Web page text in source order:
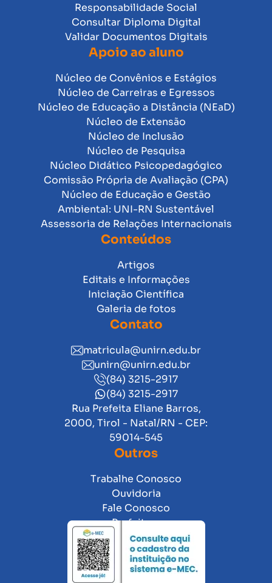
Responsabilidade Social
Consultar Diploma Digital
Validar Documentos Digitais
Apoio ao aluno
Núcleo de Convênios e Estágios
Núcleo de Carreiras e Egressos
Núcleo de Educação a Distância (NEaD)
Núcleo de Extensão
Núcleo de Inclusão
Núcleo de Pesquisa
Núcleo Didático Psicopedagógico
Comissão Própria de Avaliação (CPA)
Núcleo de Educação e Gestão
Ambiental: UNI-RN Sustentável
Assessoria de Relações Internacionais
Conteúdos
Artigos
Editais e Informações
Iniciação Científica
Galeria de fotos
Contato
matricula@unirn.edu.br
unirn@unirn.edu.br
(84) 3215-2917
(84) 3215-2917
Rua Prefeita Eliane Barros,
2000, Tirol - Natal/RN - CEP:
59014-545
Outros
Trabalhe Conosco
Ouvidoria
Fale Conosco
Prefeitura